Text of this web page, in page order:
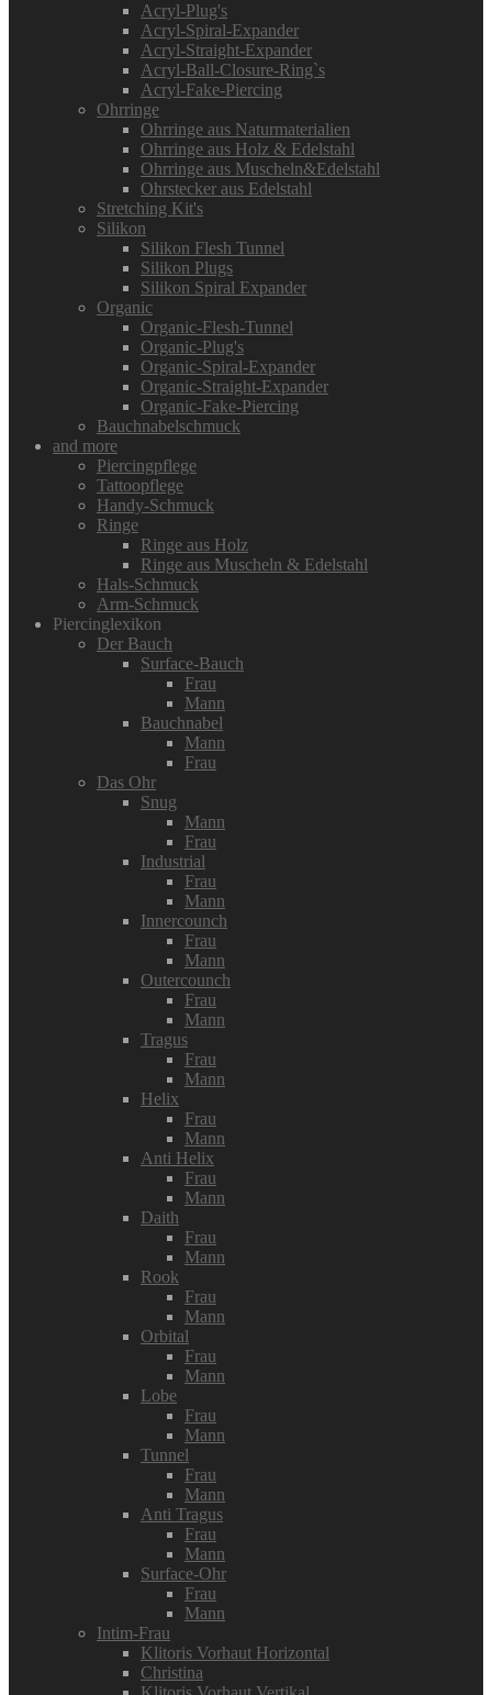
Acryl-Plug's
Acryl-Spiral-Expander
Acryl-Straight-Expander
Acryl-Ball-Closure-Ring`s
Acryl-Fake-Piercing
Ohrringe
Ohrringe aus Naturmaterialien
Ohrringe aus Holz & Edelstahl
Ohrringe aus Muscheln&Edelstahl
Ohrstecker aus Edelstahl
Stretching Kit's
Silikon
Silikon Flesh Tunnel
Silikon Plugs
Silikon Spiral Expander
Organic
Organic-Flesh-Tunnel
Organic-Plug's
Organic-Spiral-Expander
Organic-Straight-Expander
Organic-Fake-Piercing
Bauchnabelschmuck
and more
Piercingpflege
Tattoopflege
Handy-Schmuck
Ringe
Ringe aus Holz
Ringe aus Muscheln & Edelstahl
Hals-Schmuck
Arm-Schmuck
Piercinglexikon
Der Bauch
Surface-Bauch
Frau
Mann
Bauchnabel
Mann
Frau
Das Ohr
Snug
Mann
Frau
Industrial
Frau
Mann
Innercounch
Frau
Mann
Outercounch
Frau
Mann
Tragus
Frau
Mann
Helix
Frau
Mann
Anti Helix
Frau
Mann
Daith
Frau
Mann
Rook
Frau
Mann
Orbital
Frau
Mann
Lobe
Frau
Mann
Tunnel
Frau
Mann
Anti Tragus
Frau
Mann
Surface-Ohr
Frau
Mann
Intim-Frau
Klitoris Vorhaut Horizontal
Christina